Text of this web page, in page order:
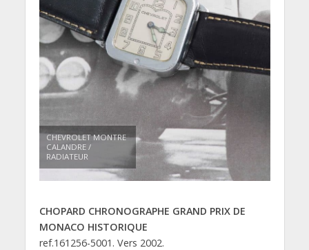
CHEVROLET MONTRE
CALANDRE /
RADIATEUR
CHOPARD CHRONOGRAPHE GRAND PRIX DE
MONACO HISTORIQUE
ref.161256-5001. Vers 2002.